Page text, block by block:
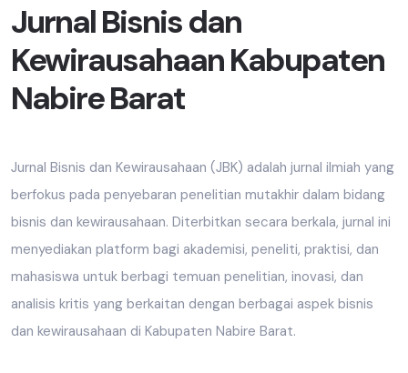
Jurnal Bisnis dan
Kewirausahaan Kabupaten
Nabire Barat
Jurnal Bisnis dan Kewirausahaan (JBK) adalah jurnal ilmiah yang
berfokus pada penyebaran penelitian mutakhir dalam bidang
bisnis dan kewirausahaan. Diterbitkan secara berkala, jurnal ini
menyediakan platform bagi akademisi, peneliti, praktisi, dan
mahasiswa untuk berbagi temuan penelitian, inovasi, dan
analisis kritis yang berkaitan dengan berbagai aspek bisnis
dan kewirausahaan di Kabupaten Nabire Barat.